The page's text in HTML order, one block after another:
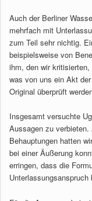
Auch der Berliner
mehrfach mit
zum Teil sehr nichtig.
beispielsweise von
ihm, den wir
was von uns ein Akt
Original überprüft
Insgesamt versuchte
Aussagen zu
Behauptungen hatten
bei einer Äußerung
erringen, dass die
Unterlassungsanspruch